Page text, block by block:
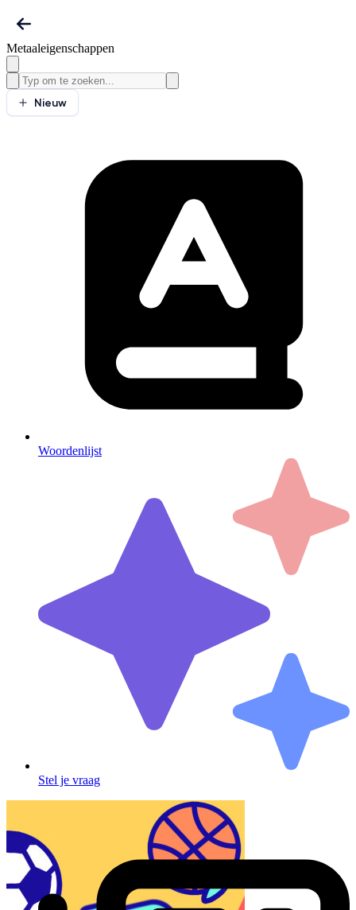
Metaaleigenschappen
Nieuw
Woordenlijst
Stel je vraag